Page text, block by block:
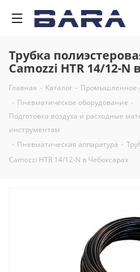
Трубка
Camozzi HTR 14/12-N
Главная - Каталог - Промышленное
- Пневматическое оборудование -
Подготовка воздуха и расходные
инструментам
- Пневматическая аппаратура -
Camozzi HTR 14/12-N в Чебоксарах